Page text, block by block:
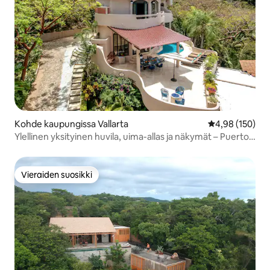
Kohde kaupungissa Vallarta
4,98 (150)
Ylellinen yksityinen huvila, uima-allas ja näkymät – Puerto
Vieraiden suosikki
Vieraiden suosikki